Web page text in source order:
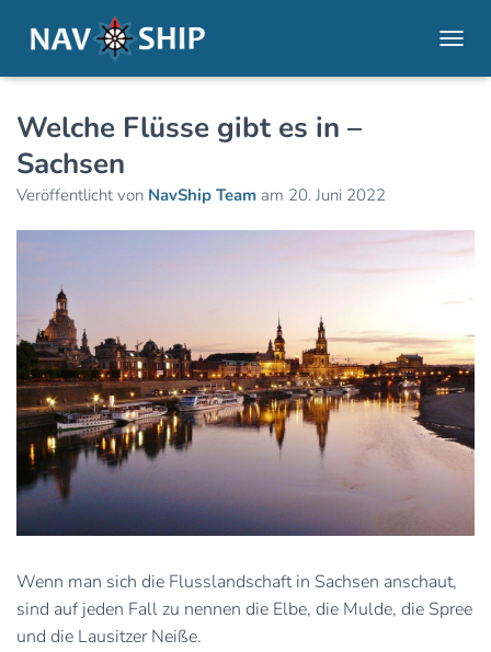
Welche Flüsse gibt es in –
Sachsen
Veröffentlicht von NavShip Team am 20. Juni 2022
Wenn man sich die Flusslandschaft in Sachsen anschaut,
sind auf jeden Fall zu nennen die Elbe, die Mulde, die Spree
und die Lausitzer Neiße.